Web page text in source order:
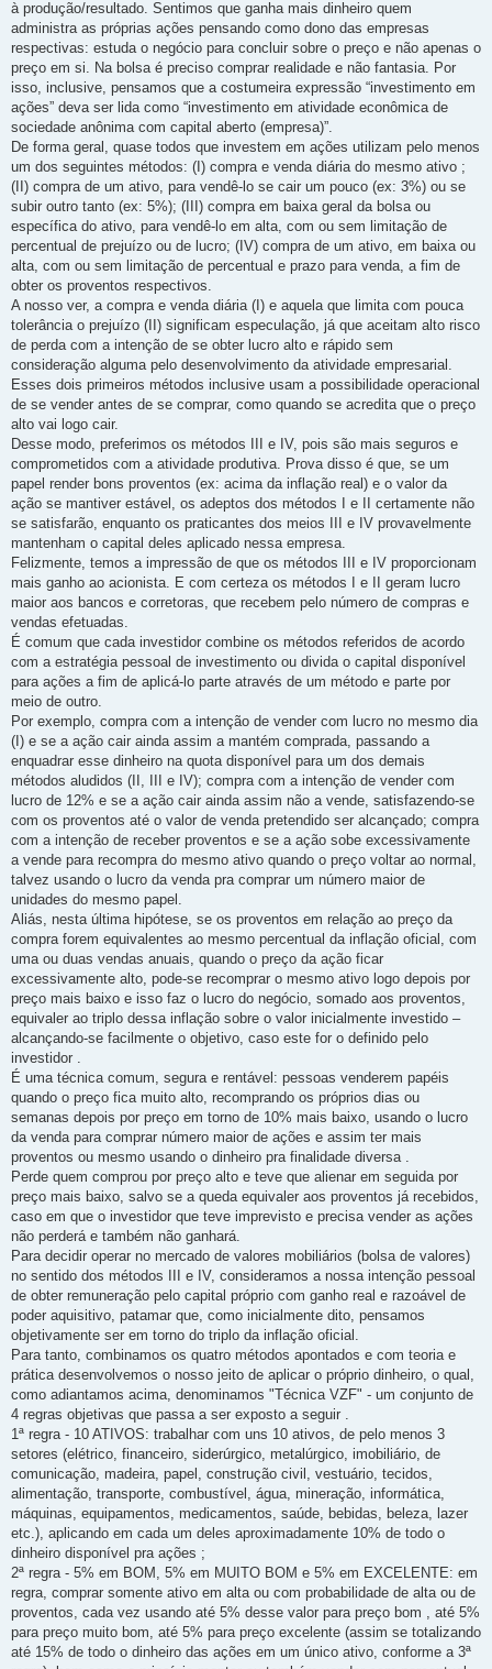
à produção/resultado. Sentimos que ganha mais dinheiro quem
administra as próprias ações pensando como dono das empresas
respectivas: estuda o negócio para concluir sobre o preço e não apenas o
preço em si. Na bolsa é preciso comprar realidade e não fantasia. Por
isso, inclusive, pensamos que a costumeira expressão “investimento em
ações” deva ser lida como “investimento em atividade econômica de
sociedade anônima com capital aberto (empresa)”.
De forma geral, quase todos que investem em ações utilizam pelo menos
um dos seguintes métodos: (I) compra e venda diária do mesmo ativo ;
(II) compra de um ativo, para vendê-lo se cair um pouco (ex: 3%) ou se
subir outro tanto (ex: 5%); (III) compra em baixa geral da bolsa ou
específica do ativo, para vendê-lo em alta, com ou sem limitação de
percentual de prejuízo ou de lucro; (IV) compra de um ativo, em baixa ou
alta, com ou sem limitação de percentual e prazo para venda, a fim de
obter os proventos respectivos.
A nosso ver, a compra e venda diária (I) e aquela que limita com pouca
tolerância o prejuízo (II) significam especulação, já que aceitam alto risco
de perda com a intenção de se obter lucro alto e rápido sem
consideração alguma pelo desenvolvimento da atividade empresarial.
Esses dois primeiros métodos inclusive usam a possibilidade operacional
de se vender antes de se comprar, como quando se acredita que o preço
alto vai logo cair.
Desse modo, preferimos os métodos III e IV, pois são mais seguros e
comprometidos com a atividade produtiva. Prova disso é que, se um
papel render bons proventos (ex: acima da inflação real) e o valor da
ação se mantiver estável, os adeptos dos métodos I e II certamente não
se satisfarão, enquanto os praticantes dos meios III e IV provavelmente
mantenham o capital deles aplicado nessa empresa.
Felizmente, temos a impressão de que os métodos III e IV proporcionam
mais ganho ao acionista. E com certeza os métodos I e II geram lucro
maior aos bancos e corretoras, que recebem pelo número de compras e
vendas efetuadas.
É comum que cada investidor combine os métodos referidos de acordo
com a estratégia pessoal de investimento ou divida o capital disponível
para ações a fim de aplicá-lo parte através de um método e parte por
meio de outro.
Por exemplo, compra com a intenção de vender com lucro no mesmo dia
(I) e se a ação cair ainda assim a mantém comprada, passando a
enquadrar esse dinheiro na quota disponível para um dos demais
métodos aludidos (II, III e IV); compra com a intenção de vender com
lucro de 12% e se a ação cair ainda assim não a vende, satisfazendo-se
com os proventos até o valor de venda pretendido ser alcançado; compra
com a intenção de receber proventos e se a ação sobe excessivamente
a vende para recompra do mesmo ativo quando o preço voltar ao normal,
talvez usando o lucro da venda pra comprar um número maior de
unidades do mesmo papel.
Aliás, nesta última hipótese, se os proventos em relação ao preço da
compra forem equivalentes ao mesmo percentual da inflação oficial, com
uma ou duas vendas anuais, quando o preço da ação ficar
excessivamente alto, pode-se recomprar o mesmo ativo logo depois por
preço mais baixo e isso faz o lucro do negócio, somado aos proventos,
equivaler ao triplo dessa inflação sobre o valor inicialmente investido –
alcançando-se facilmente o objetivo, caso este for o definido pelo
investidor .
É uma técnica comum, segura e rentável: pessoas venderem papéis
quando o preço fica muito alto, recomprando os próprios dias ou
semanas depois por preço em torno de 10% mais baixo, usando o lucro
da venda para comprar número maior de ações e assim ter mais
proventos ou mesmo usando o dinheiro pra finalidade diversa .
Perde quem comprou por preço alto e teve que alienar em seguida por
preço mais baixo, salvo se a queda equivaler aos proventos já recebidos,
caso em que o investidor que teve imprevisto e precisa vender as ações
não perderá e também não ganhará.
Para decidir operar no mercado de valores mobiliários (bolsa de valores)
no sentido dos métodos III e IV, consideramos a nossa intenção pessoal
de obter remuneração pelo capital próprio com ganho real e razoável de
poder aquisitivo, patamar que, como inicialmente dito, pensamos
objetivamente ser em torno do triplo da inflação oficial.
Para tanto, combinamos os quatro métodos apontados e com teoria e
prática desenvolvemos o nosso jeito de aplicar o próprio dinheiro, o qual,
como adiantamos acima, denominamos "Técnica VZF" - um conjunto de
4 regras objetivas que passa a ser exposto a seguir .
1ª regra - 10 ATIVOS: trabalhar com uns 10 ativos, de pelo menos 3
setores (elétrico, financeiro, siderúrgico, metalúrgico, imobiliário, de
comunicação, madeira, papel, construção civil, vestuário, tecidos,
alimentação, transporte, combustível, água, mineração, informática,
máquinas, equipamentos, medicamentos, saúde, bebidas, beleza, lazer
etc.), aplicando em cada um deles aproximadamente 10% de todo o
dinheiro disponível pra ações ;
2ª regra - 5% em BOM, 5% em MUITO BOM e 5% em EXCELENTE: em
regra, comprar somente ativo em alta ou com probabilidade de alta ou de
proventos, cada vez usando até 5% desse valor para preço bom , até 5%
para preço muito bom, até 5% para preço excelente (assim se totalizando
até 15% de todo o dinheiro das ações em um único ativo, conforme a 3ª